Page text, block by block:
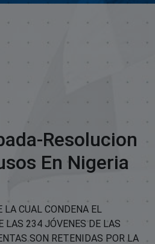
Resolucion
En Nigeria
LA CUAL CONDENA EL
LAS 234 JÓVENES DE LAS
SON RETENIDAS POR LA